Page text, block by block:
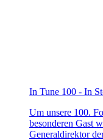
In Tune 100 - In
Um unsere 100.
besonderen Gast
Generaldirektor